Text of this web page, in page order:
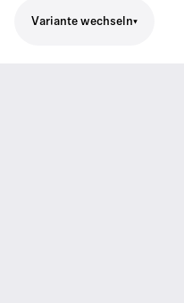
Variante wechseln